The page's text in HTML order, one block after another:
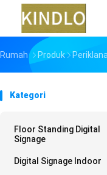
Rumah Produk
Kategori
Floor Standing Digital
Signage
Digital Signage Indoor